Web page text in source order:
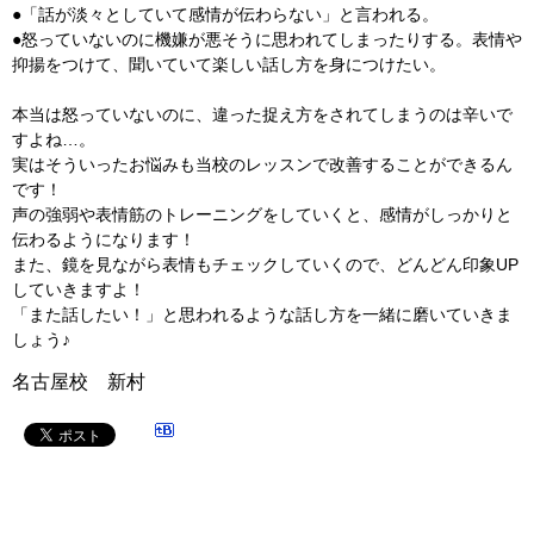
●「話が淡々としていて感情が伝わらない」と言われる。
●怒っていないのに機嫌が悪そうに思われてしまったりする。表情や
抑揚をつけて、聞いていて楽しい話し方を身につけたい。
本当は怒っていないのに、違った捉え方をされてしまうのは辛いで
すよね…。
実はそういったお悩みも当校のレッスンで改善することができるん
です！
声の強弱や表情筋のトレーニングをしていくと、感情がしっかりと
伝わるようになります！
また、鏡を見ながら表情もチェックしていくので、どんどん印象UP
していきますよ！
「また話したい！」と思われるような話し方を一緒に磨いていきま
しょう♪
名古屋校 新村